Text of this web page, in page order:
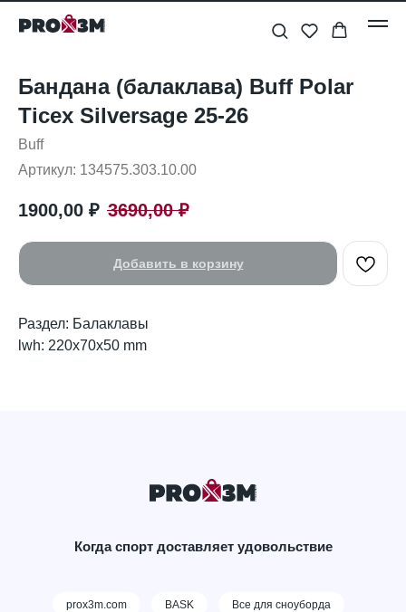
Бандана (балаклава) Buff Polar
Ticex Silversage 25-26
Buff
Артикул: 134575.303.10.00
1900,00 ₽ 3690,00 ₽
Добавить в корзину
Раздел: Балаклавы
lwh: 220x70x50 mm
Когда спорт доставляет удовольствие
prox3m.com BASK Все для сноуборда